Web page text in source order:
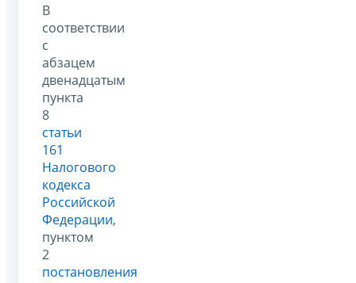
В
соответствии
с
абзацем
двенадцатым
пункта
8
статьи
161
Налогового
кодекса
Российской
Федерации,
пунктом
2
постановления